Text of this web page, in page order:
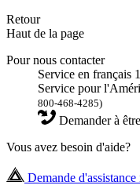
Retour
Haut de la page
Pour nous contacter
Service en français
Service pour
800-468-4285)
Demander à
Vous avez besoin d'aide?
Demande d'assistance